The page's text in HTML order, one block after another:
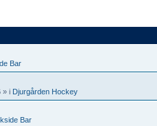
Bar
» i Djurgården Hockey
Bar